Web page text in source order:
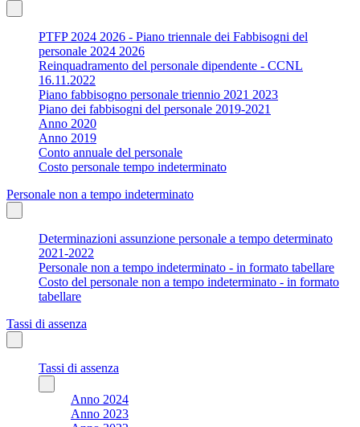
PTFP 2024 2026 - Piano triennale dei Fabbisogni del
personale 2024 2026
Reinquadramento del personale dipendente - CCNL
16.11.2022
Piano fabbisogno personale triennio 2021 2023
Piano dei fabbisogni del personale 2019-2021
Anno 2020
Anno 2019
Conto annuale del personale
Costo personale tempo indeterminato
Personale non a tempo indeterminato
Determinazioni assunzione personale a tempo determinato
2021-2022
Personale non a tempo indeterminato - in formato tabellare
Costo del personale non a tempo indeterminato - in formato
tabellare
Tassi di assenza
Tassi di assenza
Anno 2024
Anno 2023